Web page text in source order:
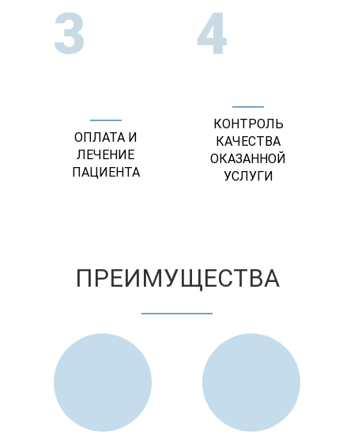
3
ОПЛАТА И
ЛЕЧЕНИЕ
ПАЦИЕНТА
4
КОНТРОЛЬ
КАЧЕСТВА
ОКАЗАННОЙ
УСЛУГИ
ПРЕИМУЩЕСТВА